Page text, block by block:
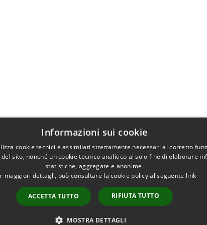
Informazioni sui cookie
cookie tecnici e assimilati strettamente necessari al corretto
sito, nonché un cookie tecnico analitico al solo fine di elaborare
statistiche, aggregate e anonime.
maggiori dettagli, può consultare la cookie policy al seguente link
ACCETTA TUTTO RIFIUTA TUTTO
MOSTRA DETTAGLI